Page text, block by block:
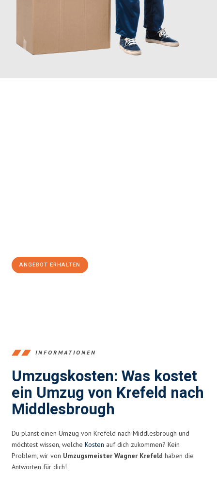
ANGEBOT ERHALTEN
INFORMATIONEN
Umzugskosten: Was kostet
ein Umzug von Krefeld nach
Middlesbrough
Du planst einen Umzug von Krefeld nach Middlesbrough und
möchtest wissen, welche Kosten auf dich zukommen? Kein
Problem, wir von Umzugsmeister Wagner Krefeld haben die
Antworten für dich!